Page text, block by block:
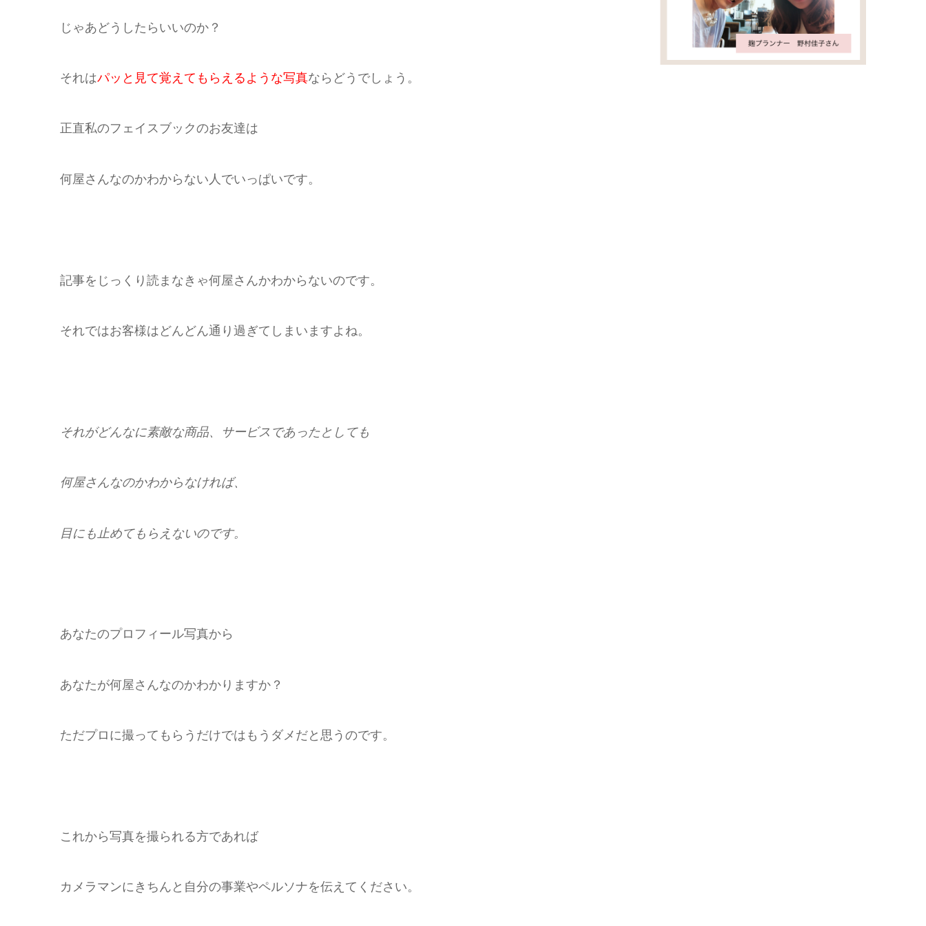
じゃあどうしたらいいのか？
それはパッと見て覚えてもらえるような写真ならどうでしょう。
正直私のフェイスブックのお友達は
何屋さんなのかわからない人でいっぱいです。
記事をじっくり読まなきゃ何屋さんかわからないのです。
それではお客様はどんどん通り過ぎてしまいますよね。
それがどんなに素敵な商品、サービスであったとしても
何屋さんなのかわからなければ、
目にも止めてもらえないのです。
あなたのプロフィール写真から
あなたが何屋さんなのかわかりますか？
ただプロに撮ってもらうだけではもうダメだと思うのです。
これから写真を撮られる方であれば
カメラマンにきちんと自分の事業やペルソナを伝えてください。